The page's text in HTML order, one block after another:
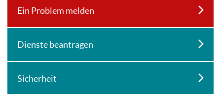
Ein Problem melden
Dienste beantragen
Sicherheit